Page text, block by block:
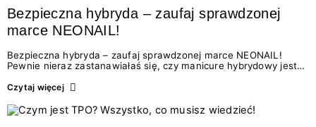
Bezpieczna hybryda – zaufaj sprawdzonej
marce NEONAIL!
Bezpieczna hybryda – zaufaj sprawdzonej marce NEONAIL!
Pewnie nieraz zastanawiałaś się, czy manicure hybrydowy jest
odpowiednio przebadane i zgodne z najnowszymi standardami?
Czytaj więcej